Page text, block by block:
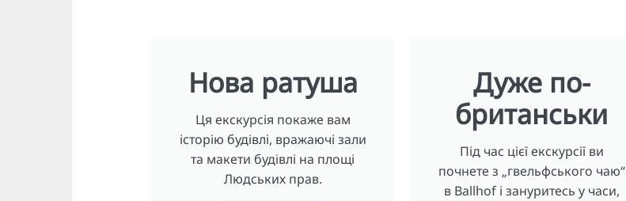
Нова ратуша
Ця екскурсія покаже вам
історію будівлі, вражаючі зали
та макети будівлі на площі
Людських прав.
Дуже по-
британськи
Під час цієї екскурсії ви
почнете з „гвельфського чаю“
в Ballhof і зануритесь у часи,